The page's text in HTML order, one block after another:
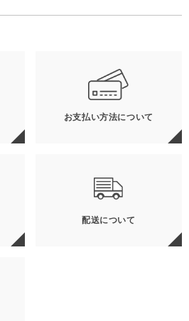
お支払い方法について
配送について